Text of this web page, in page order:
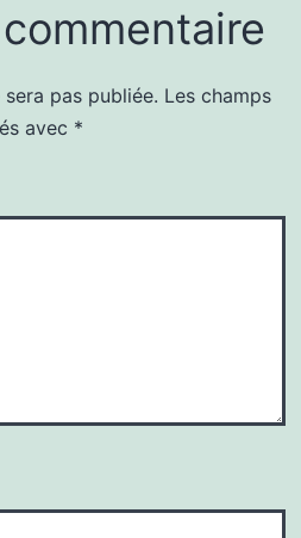
pas publiée. Les champs
avec *